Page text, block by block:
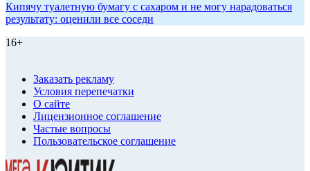
Кипячу туалетную бумагу с сахаром и не могу нарадоваться
результату: оценили все соседи
16+
Заказать рекламу
Условия перепечатки
О сайте
Лицензионное соглашение
Частые вопросы
Пользовательское соглашение